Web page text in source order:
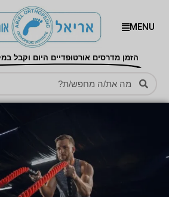
MENU
הזמן מדרסים אורטופדיים היום וקבל